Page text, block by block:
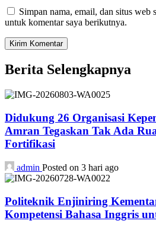
Simpan nama, email, dan situs web
untuk komentar saya berikutnya.
Berita Selengkapnya
Didukung 26 Organisasi
Amran Tegaskan Tak Ada
Fortifikasi
admin Posted on 3 hari ago
Politeknik Enjiniring
Kompetensi Bahasa Inggris